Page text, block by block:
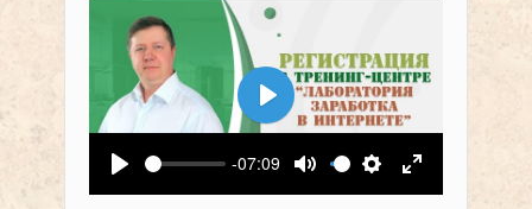
Воспроизвести
-07:09
Выключить звук
Настройки
На весь
Воспроизвести